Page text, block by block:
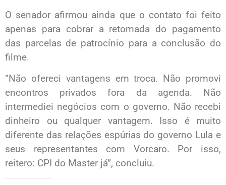
O senador afirmou ainda que o contato foi feito
apenas para cobrar a retomada do pagamento
das parcelas de patrocínio para a conclusão do
filme.
“Não ofereci vantagens em troca. Não promovi
encontros privados fora da agenda. Não
intermediei negócios com o governo. Não recebi
dinheiro ou qualquer vantagem. Isso é muito
diferente das relações espúrias do governo Lula e
seus representantes com Vorcaro. Por isso,
reitero: CPI do Master já”, concluiu.